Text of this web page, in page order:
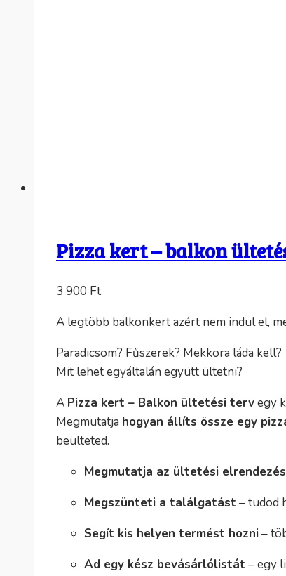
Pizza kert – balkon
3 900 Ft
A legtöbb balkonkert azért nem indul el,
Paradicsom? Fűszerek? Mekkora láda kell?
Mit lehet egyáltalán együtt ültetni?
A Pizza kert – Balkon ültetési tervegy
Megmutatja hogyan állíts össze egy
beülteted.
Megmutatja az ültetési
Megszünteti a találgatást – tudod
Segít kis helyen termést hozni–
Ad egy kész bevásárlólistát – egy